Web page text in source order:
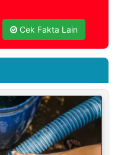
Cek Fakta Lain